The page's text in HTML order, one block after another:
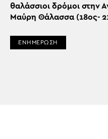
θαλάσσιοι δρόμοι στην
Μαύρη Θάλασσα (18ος-
ΕΝΗΜΕΡΩΣΗ